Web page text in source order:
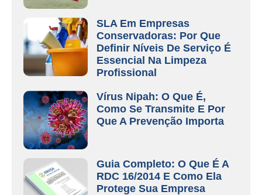
SLA Em Empresas
Conservadoras: Por Que
Definir Níveis De Serviço É
Essencial Na Limpeza
Profissional
Vírus Nipah: O Que É,
Como Se Transmite E Por
Que A Prevenção Importa
Guia Completo: O Que É A
RDC 16/2014 E Como Ela
Protege Sua Empresa